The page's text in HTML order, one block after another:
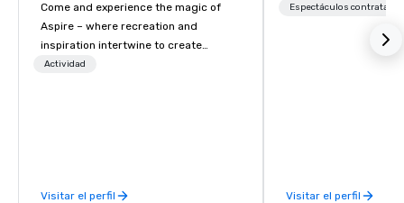
Come and experience the magic of
Aspire – where recreation and
inspiration intertwine to create
unforgettable moments and lifelong
Actividad
Visitar el perfil
Espectáculos contratados
Visitar el perfil